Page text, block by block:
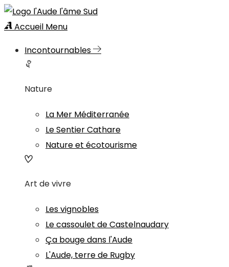
Accueil Menu
Incontournables
Nature
La Mer Méditerranée
Le Sentier Cathare
Nature et écotourisme
Art de vivre
Les vignobles
Le cassoulet de Castelnaudary
Ça bouge dans l'Aude
L'Aude, terre de Rugby